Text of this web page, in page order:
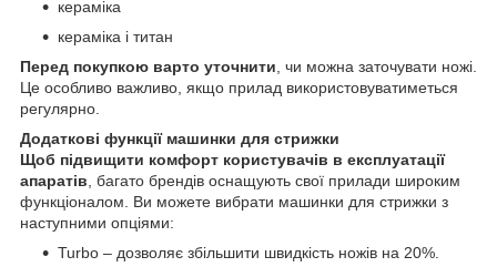
кераміка
кераміка і титан
Перед покупкою варто уточнити , чи можна заточувати ножі.
Це особливо важливо, якщо прилад використовуватиметься
регулярно.
Додаткові функції машинки для стрижки
Щоб підвищити комфорт користувачів в експлуатації
апаратів , багато брендів оснащують свої прилади широким
функціоналом. Ви можете вибрати машинки для стрижки з
наступними опціями:
Turbo – дозволяє збільшити швидкість ножів на 20%.